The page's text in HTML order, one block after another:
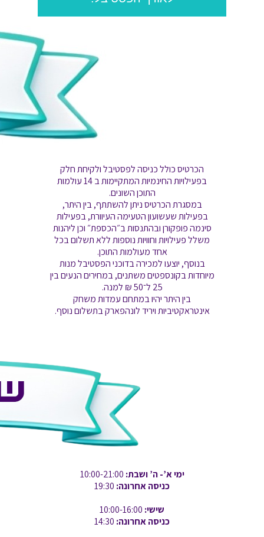
הכרטיס כולל כניסה לפסטיבל ולקיחת חלק
בפעילויות החינמיות המתקיימות ב 14 עולמות
התוכן השונים.
במסגרת הכרטיס ניתן להשתתף, בין היתר,
בפעילות שעשועון הטעימה העיוורת, בפעילות
סינמה פופקורן ובהתנסות ב״הכספת״ וכן ליהנות
משלל פעילויות וחוויות נוספות ללא תשלום בכל
אחד מעולמות התוכן.
בנוסף, יוצעו למכירה בדוכני הפסטיבל מנות
מיוחדות בקונספטים משתנים, במחירים הנעים בין
25 ל־50 ₪ למנה.
בין היתר יהיו במתחם עמדות משחק
אינטראקטיביות ויריד לונהפארק בתשלום נוסף.
ימי א’- ה’ ושבת:
כניסה אחרונה:
שישי:
כניסה אחרונה: